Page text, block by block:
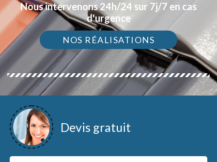
Nous intervenons 24h/24 sur 7j/7 en cas
d'urgence
NOS RÉALISATIONS
Devis gratuit